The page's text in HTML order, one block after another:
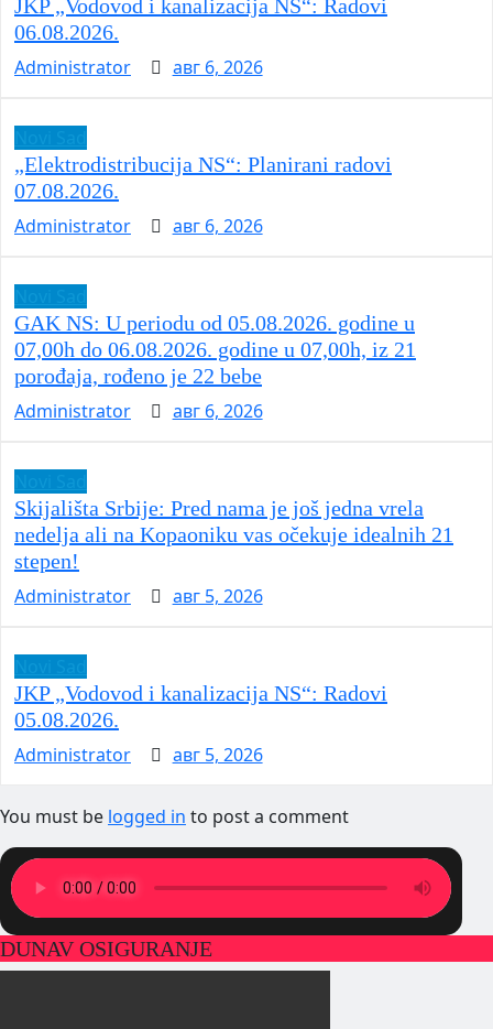
JKP „Vodovod i kanalizacija NS“: Radovi
06.08.2026.
Administrator
авг 6, 2026
„Elektrodistribucija NS“: Planirani radovi
07.08.2026.
Administrator
авг 6, 2026
GAK NS: U periodu od 05.08.2026. godine u
07,00h do 06.08.2026. godine u 07,00h, iz 21
porođaja, rođeno je 22 bebe
Administrator
авг 6, 2026
Skijališta Srbije: Pred nama je još jedna vrela
nedelja ali na Kopaoniku vas očekuje idealnih 21
stepen!
Administrator
авг 5, 2026
JKP „Vodovod i kanalizacija NS“: Radovi
05.08.2026.
Administrator
авг 5, 2026
You must be logged in to post a comment
DUNAV OSIGURANJE